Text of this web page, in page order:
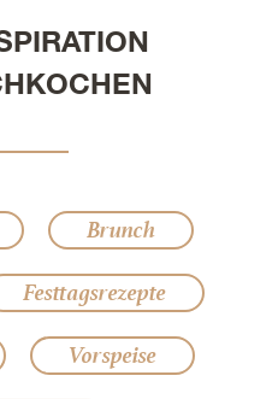
Brunch
Festtagsrezepte
Vorspeise